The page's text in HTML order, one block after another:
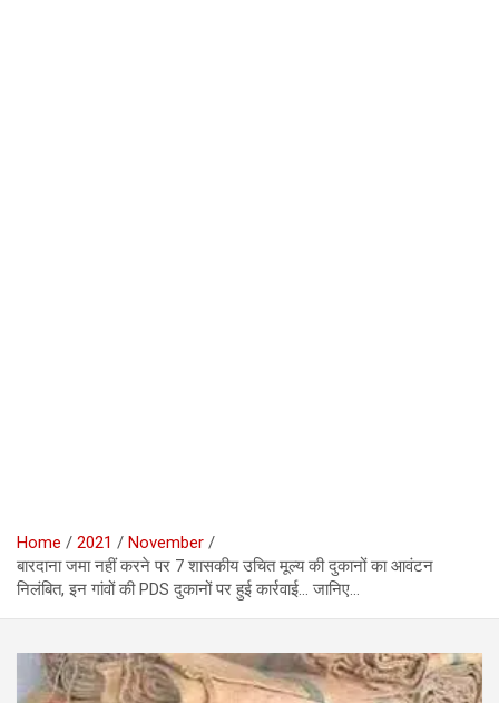
Home 2021
November
बारदाना जमा नहीं करने पर 7 शासकीय उचित मूल्य की दुकानों का आवंटन
निलंबित, इन गांवों की PDS दुकानों पर हुई कार्रवाई… जानिए…